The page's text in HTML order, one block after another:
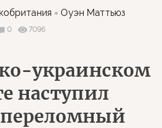
Оуэн Маттьюз
0
7096
украинском
наступил